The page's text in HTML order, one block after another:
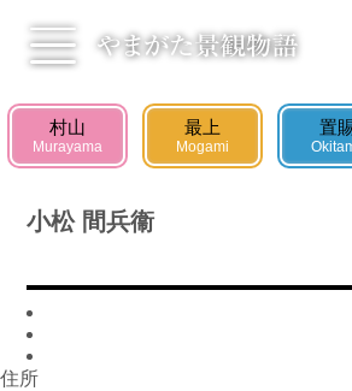
村山エリア 最上
お知らせ 景観
村山
Murayama
最上
Mogami
置
小松 間兵衞
住所